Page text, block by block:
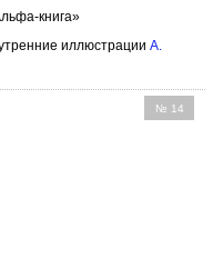
книга»
иллюстрации А.
№ 14